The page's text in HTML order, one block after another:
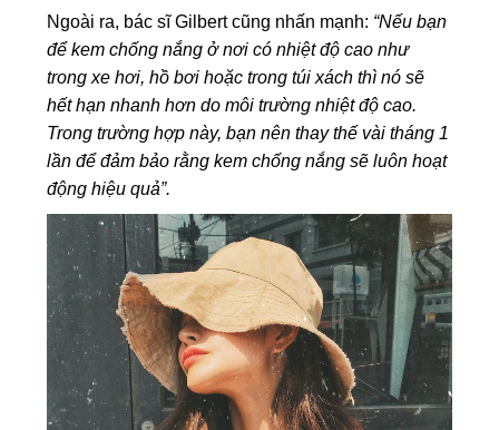
Ngoài ra, bác sĩ Gilbert cũng nhấn mạnh: “Nếu bạn
để kem chống nắng ở nơi có nhiệt độ cao như
trong xe hơi, hồ bơi hoặc trong túi xách thì nó sẽ
hết hạn nhanh hơn do môi trường nhiệt độ cao.
Trong trường hợp này, bạn nên thay thế vài tháng 1
lần để đảm bảo rằng kem chống nắng sẽ luôn hoạt
động hiệu quả”.